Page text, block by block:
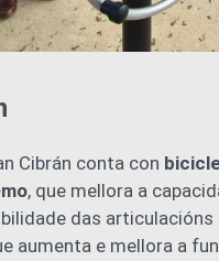
Cibrán conta con
, que mellora a
das
aumenta e mellora a